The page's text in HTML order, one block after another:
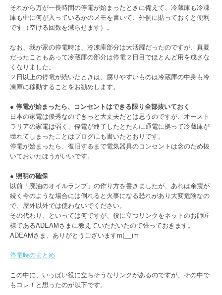
それから万が一長時間の停電が始まったときに備えて、冷蔵庫も冷凍
庫も中に何が入っているかのメモを書いて、外側に貼っておくと便利
です（空ける回数を減らせます）。
なお、我が家の停電時は、冷凍庫部分は大活躍だったのですが、真夏
だったこともあって冷蔵庫の部分は停電２日目でほとんど用を成さな
くなりました。
２日以上の停電が続いたときは、腐りやすいものは冷蔵庫の中身も冷
凍庫に移動することをお勧めします。
● 停電が始まったら、コンセントはできる限り全部抜いておく
日本の家電は優秀なのできっと大丈夫だとは思うのですが、オースト
ラリアの家電は弱く、停電が終了したとたんに通電に拠って冷蔵庫が
壊れてしまったことはブログにも書いたとおりです。
停電が始まったら、復旧するまで電気器具のコンセントは念のため抜
いておいたほうがいいです。
● 照明の確保
以前「廃油のオイルランプ」の作り方を書きましたが、あれは余震が
続く今のような場合には倒れると火事になる恐れがあり大変危険なの
で、屋外以外では使わないでください。
その代わり、といっては何ですが、役に立つリンクをネットのお師匠
様であるADEAMさまに教えていただいたので張っておきます。
ADEAMさま、ありがとうございますm(__)m
停電時のまとめ
この中に、いっぱい役に立ちそうなリンクがあるのですが、その中で
もコレ！と思ったのが以下です。